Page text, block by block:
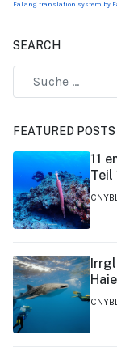
FaLang translation system by
SEARCH
FEATURED POSTS
11
Teil
Haie